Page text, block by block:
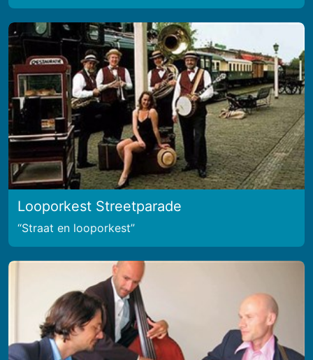
Looporkest Streetparade
Straat en looporkest